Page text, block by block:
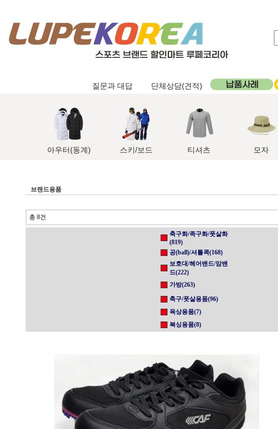
질문과 대답 단체상담(견적)
아우터(동계) 스키/보드 티셔츠 모자
브랜드용품
총 8건
축구화/족구화/풋살화
(819)
공(ball)/셔틀콕(168)
보호대/헤어밴드/암밴
드(222)
가방(263)
축구/풋살용품(96)
육상용품(7)
복싱용품(8)